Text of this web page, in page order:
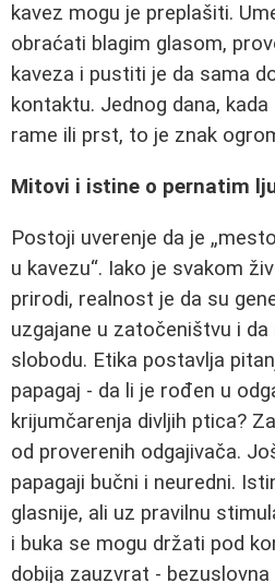
kavez mogu je preplašiti.
obraćati blagim glasom,
kaveza i pustiti je da sama
kontaktu. Jednog dana,
rame ili prst, to je znak
Mitovi i istine o pernatim
Postoji uverenje da je
u kavezu“. Iako je svakom
prirodi, realnost je da su
uzgajane u zatočeništvu i da
slobodu. Etika postavlja
papagaj - da li je rođen u
krijumčarenja divljih ptica?
od proverenih odgajivača.
papagaji bučni i neuredni.
glasnije, ali uz pravilnu
i buka se mogu držati pod
dobija zauzvrat -